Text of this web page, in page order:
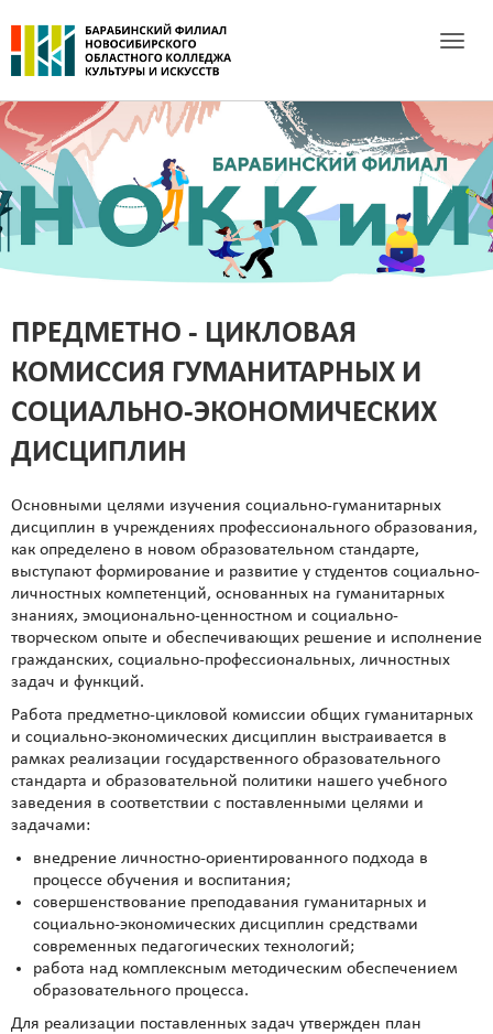
Toggle
ПРЕДМЕТНО - ЦИКЛОВАЯ
КОМИССИЯ ГУМАНИТАРНЫХ И
СОЦИАЛЬНО-ЭКОНОМИЧЕСКИХ
ДИСЦИПЛИН
Основными целями изучения социально-гуманитарных
дисциплин в учреждениях профессионального образования,
как определено в новом образовательном стандарте,
выступают формирование и развитие у студентов социально-
личностных компетенций, основанных на гуманитарных
знаниях, эмоционально-ценностном и социально-
творческом опыте и обеспечивающих решение и исполнение
гражданских, социально-профессиональных, личностных
задач и функций.
Работа предметно-цикловой комиссии общих гуманитарных
и социально-экономических дисциплин выстраивается в
рамках реализации государственного образовательного
стандарта и образовательной политики нашего учебного
заведения в соответствии с поставленными целями и
задачами:
внедрение личностно-ориентированного подхода в
процессе обучения и воспитания;
совершенствование преподавания гуманитарных и
социально-экономических дисциплин средствами
современных педагогических технологий;
работа над комплексным методическим обеспечением
образовательного процесса.
Для реализации поставленных задач утвержден план